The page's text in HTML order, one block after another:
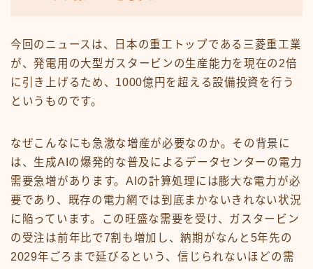
今回のニュースは、日本の重工トップである三菱重工業
が、発電用の大型ガスタービンの生産能力を現在の2倍
に引き上げるため、1000億円を超える設備投資を行う
というものです。
なぜこんなにも急激な増産が必要なのか。その背景に
は、生成AIの爆発的な普及によるデータセンターの電力
需要急増があります。AIの計算処理には膨大な電力が必
要であり、既存の電力網では到底まかないきれない状況
に陥っています。この旺盛な需要を受け、ガスタービン
の受注は前年比で7割も増加し、納期がなんと5年先の
2029年ごろまで延びるという、信じられないほどの需